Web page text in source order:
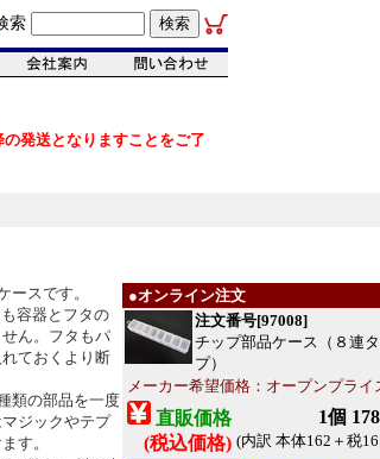
索
発送となりますことをご了
●オンライン注文
注文番号[97008]
チップ部品ケース（８連
プ）
メーカー希望価格：オープンプライ
直販価格
(税込価格)
1個
(内訳 本体162＋税
ースです。
容器とフタの
ん。フタもパ
ておくより断
類の部品を一度
ジックやテプ
す。